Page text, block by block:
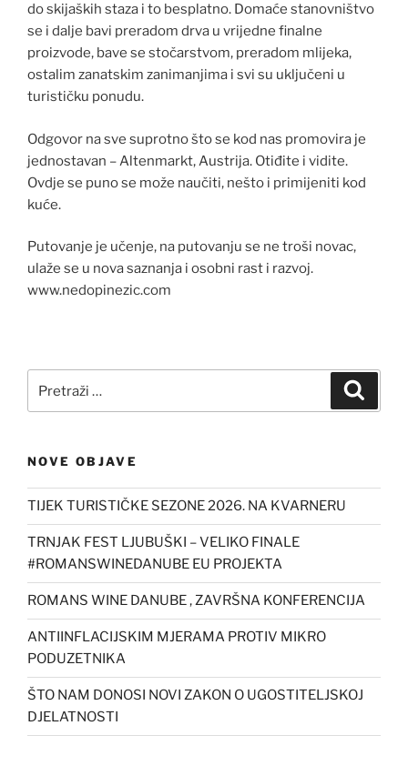
do skijaških staza i to besplatno. Domaće stanovništvo
se i dalje bavi preradom drva u vrijedne finalne
proizvode, bave se stočarstvom, preradom mlijeka,
ostalim zanatskim zanimanjima i svi su uključeni u
turističku ponudu.
Odgovor na sve suprotno što se kod nas promovira je
jednostavan – Altenmarkt, Austrija. Otiđite i vidite.
Ovdje se puno se može naučiti, nešto i primijeniti kod
kuće.
Putovanje je učenje, na putovanju se ne troši novac,
ulaže se u nova saznanja i osobni rast i razvoj.
www.nedopinezic.com
NOVE OBJAVE
TIJEK TURISTIČKE SEZONE 2026. NA KVARNERU
TRNJAK FEST LJUBUŠKI – VELIKO FINALE
#ROMANSWINEDANUBE EU PROJEKTA
ROMANS WINE DANUBE , ZAVRŠNA KONFERENCIJA
ANTIINFLACIJSKIM MJERAMA PROTIV MIKRO
PODUZETNIKA
ŠTO NAM DONOSI NOVI ZAKON O UGOSTITELJSKOJ
DJELATNOSTI